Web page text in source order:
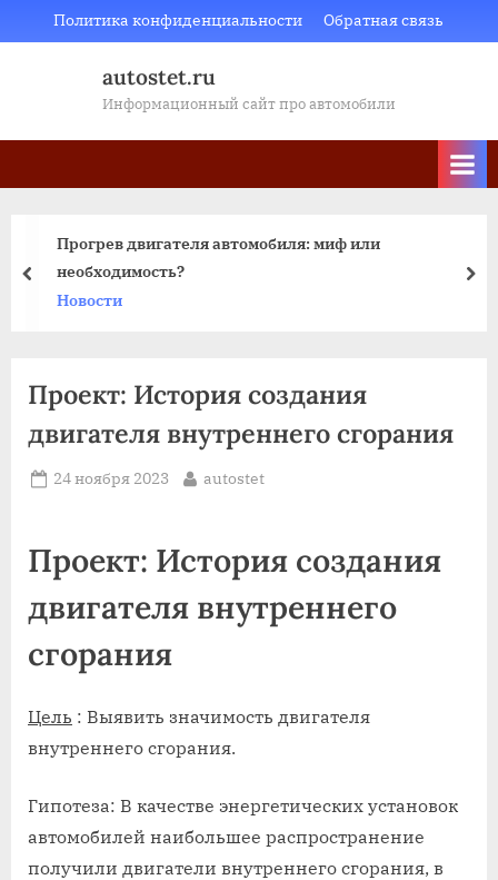
to
Политика конфиденциальности Обратная связь
autostet.ru
Информационный сайт про автомобили
Прогрев двигателя автомобиля: миф или
необходимость?
Новости
пред
Проект: История создания
двигателя внутреннего сгорания
Posted
24 ноября 2023 By
autostet
Проект: История создания
двигателя внутреннего
сгорания
Цель : Выявить значимость двигателя
внутреннего сгорания.
Гипотеза: В качестве энергетических установок
автомобилей наибольшее распространение
получили двигатели внутреннего сгорания, в